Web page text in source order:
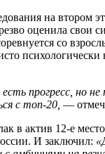
на втором
оценила свои
со
психологически
прогресс, но не
с топ-20, —
в актив 12-е
И заключил: